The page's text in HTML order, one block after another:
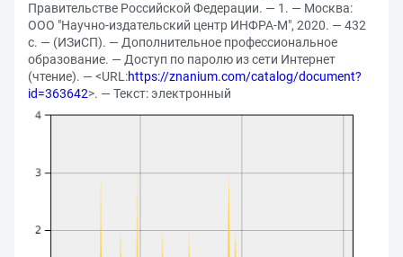
Правительстве Российской Федерации. — 1. — Москва:
ООО "Научно-издательский центр ИНФРА-М", 2020. — 432
с. — (ИЗиСП). — Дополнительное профессиональное
образование. — Доступ по паролю из сети Интернет
(чтение). — <URL:https://znanium.com/catalog/document?
id=363642>. — Текст: электронный